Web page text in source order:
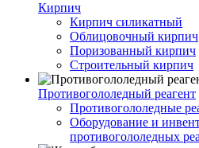
Кирпич
Кирпич силикатный
Облицовочный кирпич
Поризованный кирпич
Строительный кирпич
Противогололедный реагент
Противогололедные
Оборудование и
противогололедных